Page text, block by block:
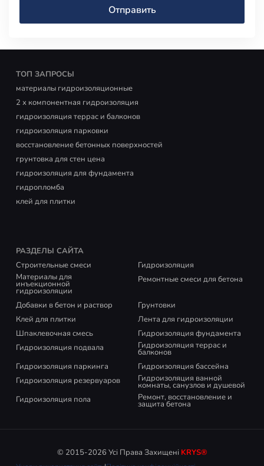
ТОП ЗАПРОСЫ
материалы гидроизоляционные
2 х компонентная гидроизоляция
гидроизоляция террас и балконов
гидроизоляция парковки
восстановление бетонных поверхностей
грунтовка для стен цена
гидроизоляция для фундамента
гидропломба
клей для плитки
РАЗДЕЛЫ САЙТА
Строительные смеси
Гидроизоляция
Материалы для
инъекционной
гидроизоляции
Ремонтные смеси для бетона
Добавки в бетон и раствор
Грунтовки
Клей для плитки
Лента для гидроизоляции
Шпаклевочная смесь
Гидроизоляция фундамента
Гидроизоляция подвала
Гидроизоляция террас и
балконов
Гидроизоляция паркинга
Гидроизоляция бассейна
Гидроизоляция резервуаров
Гидроизоляция ванной
комнаты, санузлов и душевой
Гидроизоляция пола
Ремонт, восстановление и
защита бетона
© 2015-2026 Усі Права Захищені KRYS®